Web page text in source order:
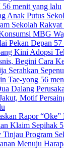
56 menit yang lalu
Anak Putus
Sekolah Rakyat
MBG
Pekan Depan 57
Kini Adopsi
Begini Cara
Serahkan
Tae-yong 56
Dalang
Motif
Rapor
Klaim Sepihak
Tinjau Program
Menuju